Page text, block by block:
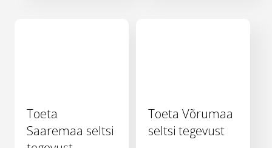
Toeta
Saaremaa seltsi
Toeta Võrumaa
seltsi tegevust